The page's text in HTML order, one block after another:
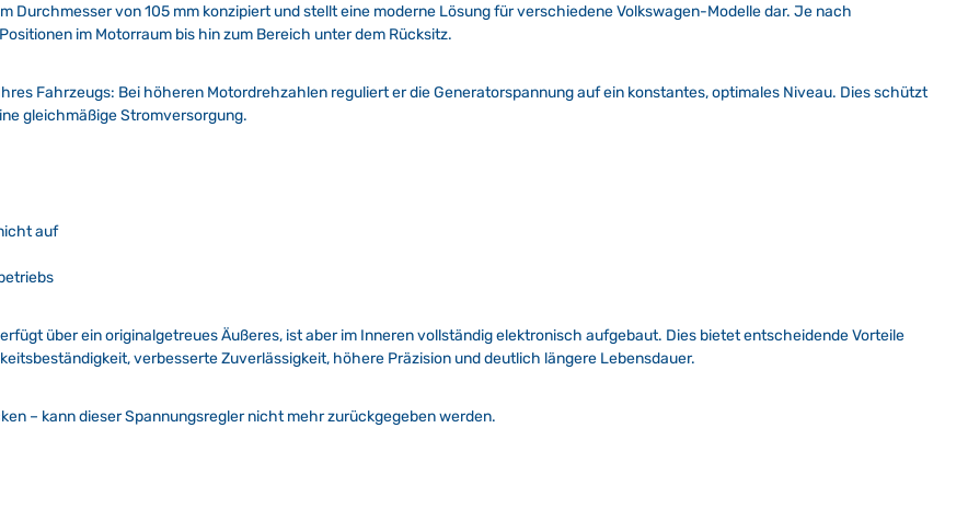
Durchmesser von 105 mm konzipiert und stellt eine moderne Lösung für verschiedene Volkswagen-Modelle dar. Je nach
im Motorraum bis hin zum Bereich unter dem Rücksitz.
Fahrzeugs: Bei höheren Motordrehzahlen reguliert er die Generatorspannung auf ein konstantes, optimales Niveau. Dies schützt
gleichmäßige Stromversorgung.
auf
über ein originalgetreues Äußeres, ist aber im Inneren vollständig elektronisch aufgebaut. Dies bietet entscheidende Vorteile
verbesserte Zuverlässigkeit, höhere Präzision und deutlich längere Lebensdauer.
– kann dieser Spannungsregler nicht mehr zurückgegeben werden.